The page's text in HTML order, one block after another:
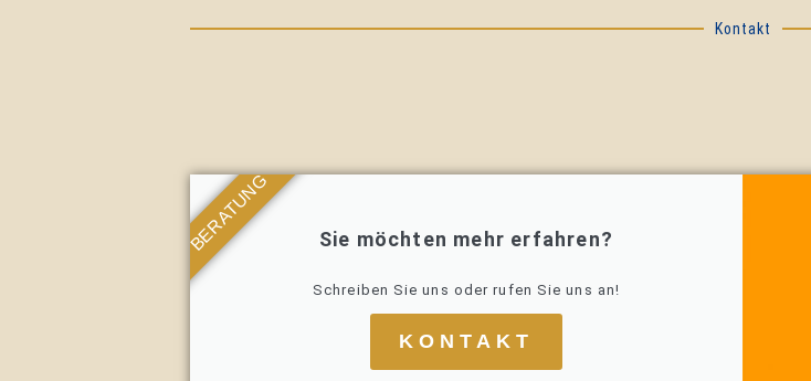
Kontakt
Sie möchten mehr erfahren?
Schreiben Sie uns oder rufen Sie uns an!
KONTAKT
BERATUNG